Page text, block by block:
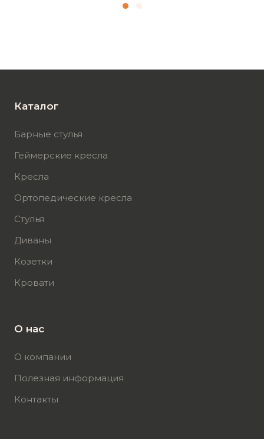
Каталог
Барные стулья
Геймерские кресла
Кресла
Ортопедические кресла
Стулья
Диваны
Козетки
Кровати
О нас
О компании
Полезная информация
Контакты